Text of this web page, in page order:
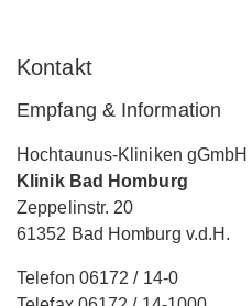
Kontakt
Empfang & Information
Hochtaunus-Kliniken gGmbH
Klinik Bad Homburg
Zeppelinstr. 20
61352 Bad Homburg v.d.H.
Telefon 06172 / 14-0